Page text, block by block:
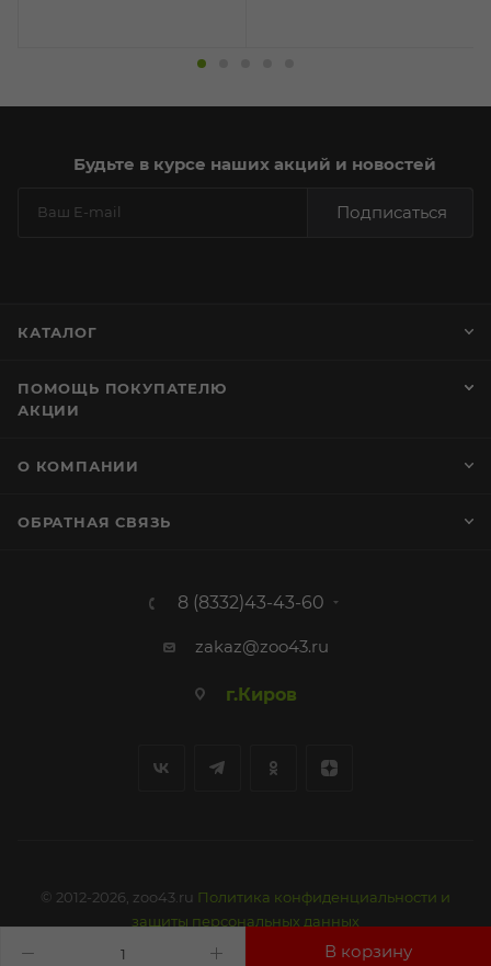
Будьте в курсе наших акций и новостей
Подписаться
КАТАЛОГ
ПОМОЩЬ ПОКУПАТЕЛЮ
АКЦИИ
О КОМПАНИИ
ОБРАТНАЯ СВЯЗЬ
8 (8332)43-43-60
zakaz@zoo43.ru
г.Киров
© 2012-2026, zoo43.ru Политика конфиденциальности и
защиты персональных данных